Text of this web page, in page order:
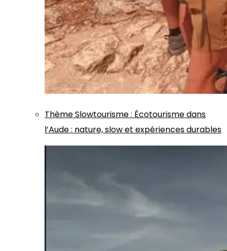
ThèmeSlowtourisme: Écotourisme dans
l’Aude : nature, slow et expériences durables